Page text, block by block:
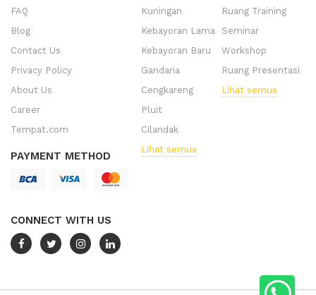
FAQ
Blog
Contact Us
Privacy Policy
About Us
Career
Tempat.com
PAYMENT METHOD
CONNECT WITH US
Kuningan
Kebayoran Lama
Kebayoran Baru
Gandaria
Cengkareng
Pluit
Cilandak
Lihat semua
Ruang Training
Seminar
Workshop
Ruang Presentasi
Lihat semua